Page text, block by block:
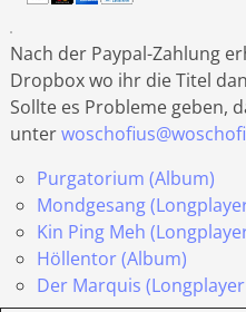
Nach der Paypal-Zahlung
Dropbox wo ihr die Titel
Sollte es Probleme geben,
unter
Purgatorium (Album)
Mondgesang
Kin Ping Meh
Höllentor (Album)
Der Marquis